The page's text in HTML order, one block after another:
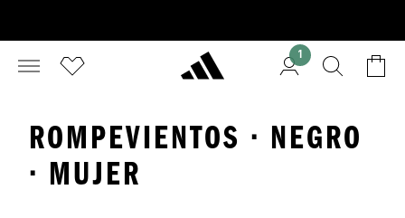
1
ROMPEVIENTOS · NEGRO
· MUJER